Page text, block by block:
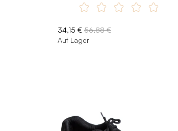
34,15 € 56,88 €
Auf Lager